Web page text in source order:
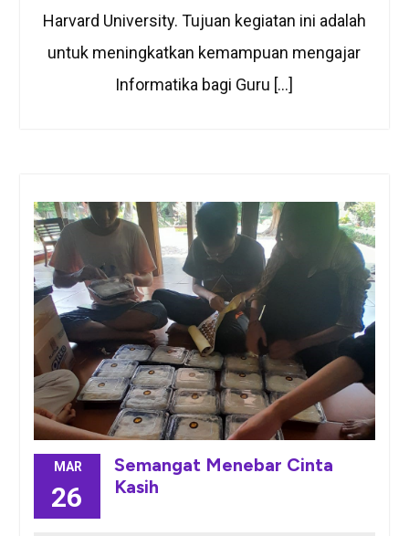
Harvard University. Tujuan kegiatan ini adalah
untuk meningkatkan kemampuan mengajar
Informatika bagi Guru […]
MAR
26
Semangat Menebar Cinta
Kasih